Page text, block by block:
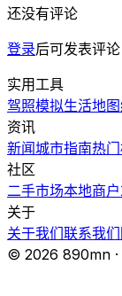
还没有评论
登录后可发表评论
实用工具
驾照模拟生活地图
资讯
新闻城市指南热门
社区
二手市场本地商户
关于
关于我们联系我们
© 2026 890mn ·